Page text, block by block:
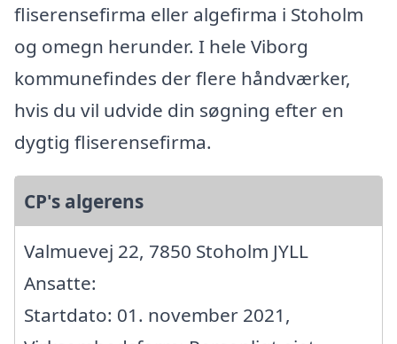
fliserensefirma eller algefirma i Stoholm
og omegn herunder. I hele Viborg
kommunefindes der flere håndværker,
hvis du vil udvide din søgning efter en
dygtig fliserensefirma.
CP's algerens
Valmuevej 22, 7850 Stoholm JYLL
Ansatte:
Startdato: 01. november 2021,